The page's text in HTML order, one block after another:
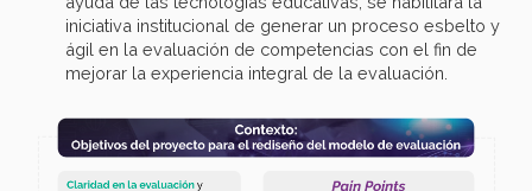
iniciativa institucional de generar un proceso esbelto y
ágil en la evaluación de competencias con el fin de
mejorar la experiencia integral de la evaluación.